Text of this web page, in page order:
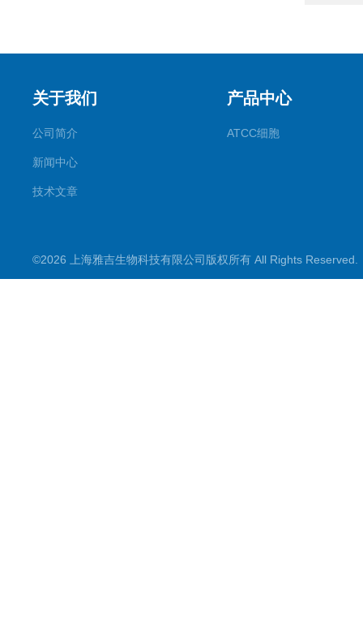
关于我们
公司简介
新闻中心
技术文章
产品中心
ATCC细胞
©2026 上海雅吉生物科技有限公司版权所有 All Rights